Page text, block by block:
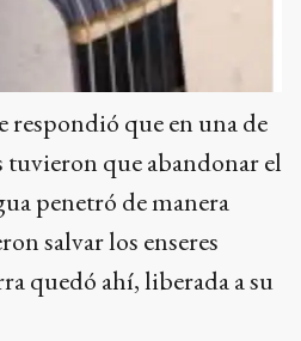
que en una de
tuvieron que abandonar el
penetró de manera
salvar los enseres
quedó ahí, liberada a su